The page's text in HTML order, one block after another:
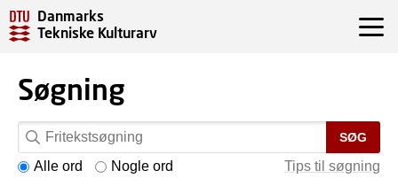
Danmarks
Tekniske Kulturarv
Søgning
SØG
Tips til søgning
Alle ord
Nogle ord